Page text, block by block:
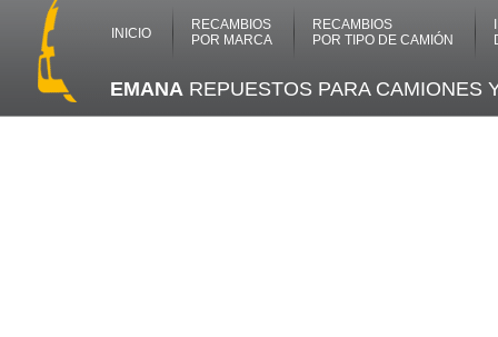
INICIO
RECAMBIOS
POR MARCA
RECAMBIOS
POR TIPO DE CAMIÓN
EMANA REPUESTOS PARA CAMIONES